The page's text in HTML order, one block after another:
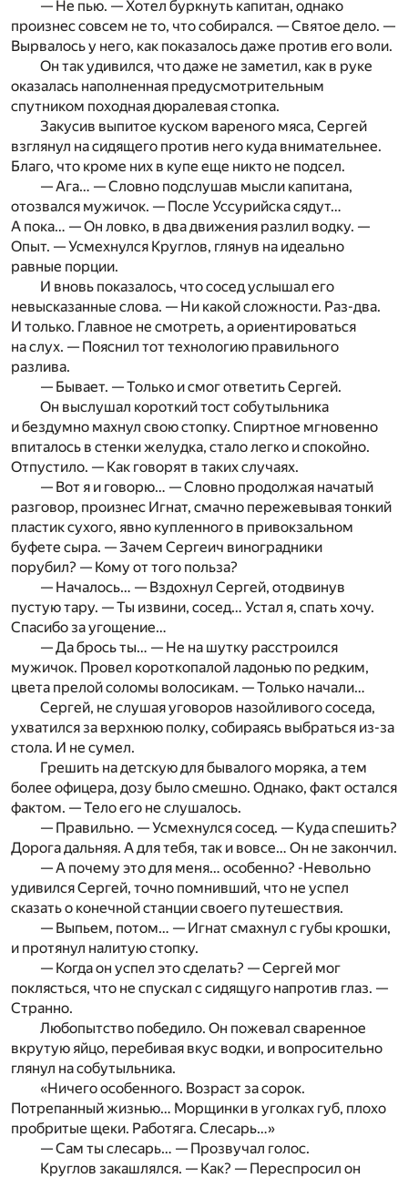
— Не пью. — Хотел буркнуть капитан, однако
произнес совсем не то, что собирался. — Святое дело. —
Вырвалось у него, как показалось даже против его воли.
Он так удивился, что даже не заметил, как в руке
оказалась наполненная предусмотрительным
спутником походная дюралевая стопка.
Закусив выпитое куском вареного мяса, Сергей
взглянул на сидящего против него куда внимательнее.
Благо, что кроме них в купе еще никто не подсел.
— Ага… — Словно подслушав мысли капитана,
отозвался мужичок. — После Уссурийска сядут…
А пока… — Он ловко, в два движения разлил водку. —
Опыт. — Усмехнулся Круглов, глянув на идеально
равные порции.
И вновь показалось, что сосед услышал его
невысказанные слова. — Ни какой сложности. Раз-два.
И только. Главное не смотреть, а ориентироваться
на слух. — Пояснил тот технологию правильного
разлива.
— Бывает. — Только и смог ответить Сергей.
Он выслушал короткий тост собутыльника
и бездумно махнул свою стопку. Спиртное мгновенно
впиталось в стенки желудка, стало легко и спокойно.
Отпустило. — Как говорят в таких случаях.
— Вот я и говорю… — Словно продолжая начатый
разговор, произнес Игнат, смачно пережевывая тонкий
пластик сухого, явно купленного в привокзальном
буфете сыра. — Зачем Сергеич виноградники
порубил? — Кому от того польза?
— Началось… — Вздохнул Сергей, отодвинув
пустую тару. — Ты извини, сосед… Устал я, спать хочу.
Спасибо за угощение…
— Да брось ты… — Не на шутку расстроился
мужичок. Провел короткопалой ладонью по редким,
цвета прелой соломы волосикам. — Только начали…
Сергей, не слушая уговоров назойливого соседа,
ухватился за верхнюю полку, собираясь выбраться из-за
стола. И не сумел.
Грешить на детскую для бывалого моряка, а тем
более офицера, дозу было смешно. Однако, факт остался
фактом. — Тело его не слушалось.
— Правильно. — Усмехнулся сосед. — Куда спешить?
Дорога дальняя. А для тебя, так и вовсе… Он не закончил.
— А почему это для меня… особенно? -Невольно
удивился Сергей, точно помнивший, что не успел
сказать о конечной станции своего путешествия.
— Выпьем, потом… — Игнат смахнул с губы крошки,
и протянул налитую стопку.
— Когда он успел это сделать? — Сергей мог
поклясться, что не спускал с сидящуго напротив глаз. —
Странно.
Любопытство победило. Он пожевал сваренное
вкрутую яйцо, перебивая вкус водки, и вопросительно
глянул на собутыльника.
«Ничего особенного. Возраст за сорок.
Потрепанный жизнью… Морщинки в уголках губ, плохо
пробритые щеки. Работяга. Слесарь…»
— Сам ты слесарь… — Прозвучал голос.
Круглов закашлялся. — Как? — Переспросил он